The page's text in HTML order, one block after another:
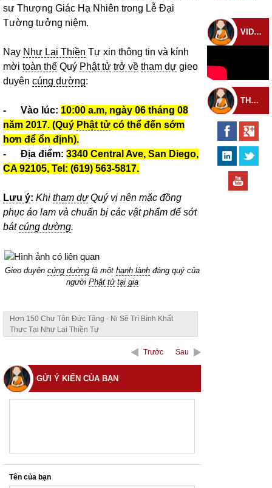
sư Thượng Giác Hạ Nhiên trong Lễ Đại
Tường tưởng niệm.
Nay Như Lai Thiền Tự xin thông tin và kính
mời toàn thể Quý Phật tử trở về tham dự gieo
duyên cúng dường:
- Vào lúc: 10:00 a.m, ngày 06 tháng 08
năm 2017. (Quý Phật tử có thể đến sớm
hơn để ổn định).
- Địa điểm: 3340 Central Ave, San Diego,
CA 92105, Tel: (619) 563-5817.
Lưu ý: Khi tham dựQuý vị nên mặc đồng
phục áo lam và chuẩn bị các vật phẩm để sớt
bátcúng dường.
Gieo duyên cúng dườnglà một hạnh lànhđáng quý của
người Phật tử tại gia
Hơn 150 Chư Tôn Đức Tăng - Ni Sẽ Trì Bình Khất
Thực Tại Như Lai Thiền Tự
Trước Sau
GỬI Ý KIẾN CỦA BẠN
Tên của bạn
VIDEO CHÙA
THEO DÕI THIỀN TỰ